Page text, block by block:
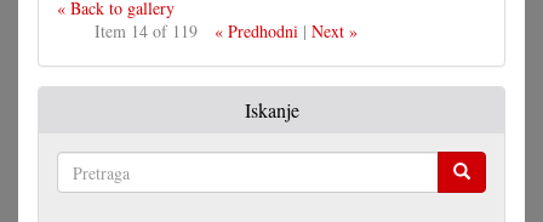
« Back to gallery
Item 14 of 119
« Predhodni| Next »
Iskanje